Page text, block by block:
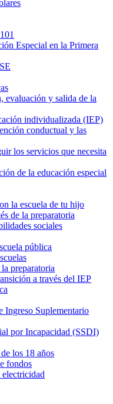
Especial en la Primera
evaluación y salida de la
individualizada (IEP)
conductual y las
los servicios que necesita
de la educación especial
la escuela de tu hijo
de la preparatoria
sociales
pública
preparatoria
a través del IEP
Ingreso Suplementario
por Incapacidad (SSDI)
los 18 años
fondos